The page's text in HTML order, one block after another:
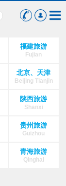
福建旅游
Fujian
北京、天津
Beijing Tianjin
陕西旅游
Shanxi
贵州旅游
Guizhou
青海旅游
Qinghai